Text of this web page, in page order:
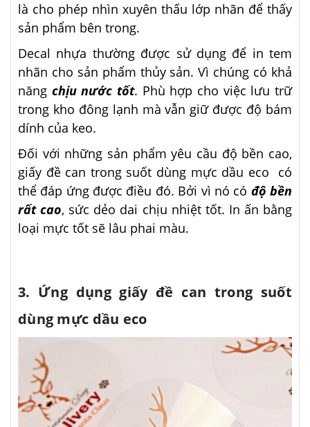
là cho phép nhìn xuyên thấu lớp nhãn để thấy
sản phẩm bên trong.
Decal nhựa thường được sử dụng để in tem
nhãn cho sản phẩm thủy sản. Vì chúng có khả
năng chịu nước tốt. Phù hợp cho việc lưu trữ
trong kho đông lạnh mà vẫn giữ được độ bám
dính của keo.
Đối với những sản phẩm yêu cầu độ bền cao,
giấy đề can trong suốt dùng mực dầu eco có
thể đáp ứng được điều đó. Bởi vì nó có độ bền
rất cao, sức dẻo dai chịu nhiệt tốt. In ấn bằng
loại mực tốt sẽ lâu phai màu.
3. Ứng dụng giấy đề can trong suốt
dùng mực dầu eco